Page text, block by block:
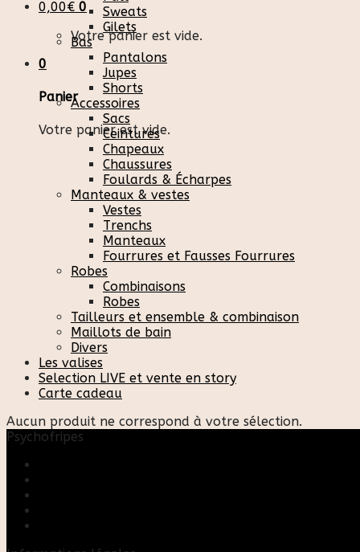
0,00€ 0
Votre panier est vide.
0
Panier
Votre panier est vide.
Sweats
Gilets
Bas
Pantalons
Jupes
Shorts
Accessoires
Sacs
Ceintures
Chapeaux
Chaussures
Foulards & Écharpes
Manteaux & vestes
Vestes
Trenchs
Manteaux
Fourrures et Fausses Fourrures
Robes
Combinaisons
Robes
Tailleurs et ensemble & combinaison
Maillots de bain
Divers
Les valises
Selection LIVE et vente en story
Carte cadeau
Aucun produit ne correspond à votre sélection.
Psychofripes